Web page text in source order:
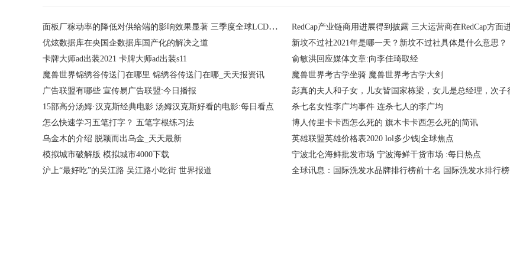
面板厂稼动率的降低对供给端的影响效果显著 三季度全球LCD TV面板供应面积同比出现下降
优炫数据库在央国企数据库国产化的解决之道
新坟不过社2021年是哪一天？新坟不过社具体是什么意思？
卡牌大师ad出装2021 卡牌大师ad出装s11
俞敏洪回应媒体文章:向李佳琦取经
魔兽世界锦绣谷传送门在哪里 锦绣谷传送门在哪_天天报资讯
魔兽世界考古学坐骑 魔兽世界考古学大剑
广告联盟有哪些 宣传易广告联盟:今日播报
15部高分汤姆·汉克斯经典电影 汤姆汉克斯好看的电影:每日看点
杀七名女性李广均事件 连杀七人的李广均
怎么快速学习五笔打字？ 五笔字根练习法
博人传里卡卡西怎么死的 旗木卡卡西怎么死的|简讯
乌金木的介绍 脱颖而出乌金_天天最新
英雄联盟英雄价格表2020 lol多少钱|全球焦点
模拟城市破解版 模拟城市4000下载
宁波北仑海鲜批发市场 宁波海鲜干货市场 :每日热点
沪上“最好吃”的吴江路 吴江路小吃街 世界报道
全球讯息：国际洗发水品牌排行榜前十名 国际洗发水排行榜